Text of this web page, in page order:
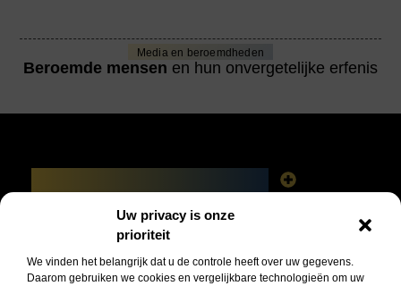
Uw privacy is onze
prioriteit
We vinden het belangrijk dat u de controle heeft over uw gegevens.
Daarom gebruiken we cookies en vergelijkbare technologieën om uw
Media en beroemdheden
Beroemde mensen en hun onvergetelijke erfenis
Bericht categorie